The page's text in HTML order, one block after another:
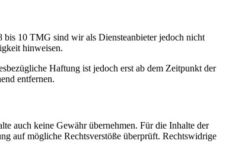
bis 10 TMG sind wir als Diensteanbieter jedoch nicht
hinweisen.
Haftung ist jedoch erst ab dem Zeitpunkt der
entfernen.
auch keine Gewähr übernehmen. Für die Inhalte der
auf mögliche Rechtsverstöße überprüft. Rechtswidrige